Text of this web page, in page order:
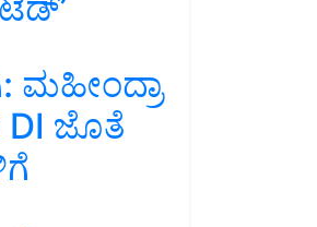
ಮಹೀಂದ್ರಾ
ಜೊತೆ